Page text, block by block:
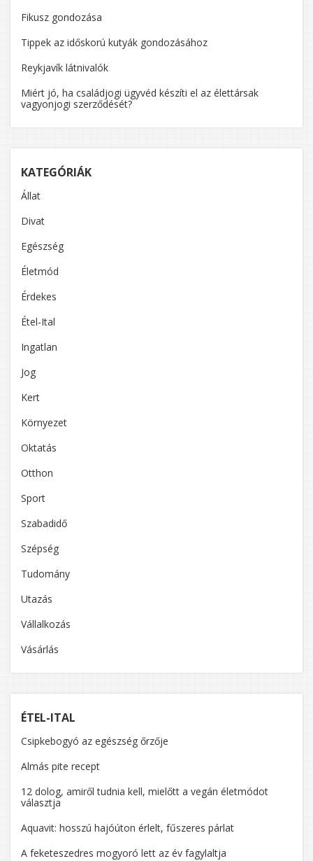
Fikusz gondozása
Tippek az időskorú kutyák gondozásához
Reykjavík látnivalók
Miért jó, ha családjogi ügyvéd készíti el az élettársak
vagyonjogi szerződését?
KATEGÓRIÁK
Állat
Divat
Egészség
Életmód
Érdekes
Étel-Ital
Ingatlan
Jog
Kert
Környezet
Oktatás
Otthon
Sport
Szabadidő
Szépség
Tudomány
Utazás
Vállalkozás
Vásárlás
ÉTEL-ITAL
Csipkebogyó az egészség őrzője
Almás pite recept
12 dolog, amiről tudnia kell, mielőtt a vegán életmódot
választja
Aquavit: hosszú hajóúton érlelt, fűszeres párlat
A feketeszedres mogyoró lett az év fagylaltja